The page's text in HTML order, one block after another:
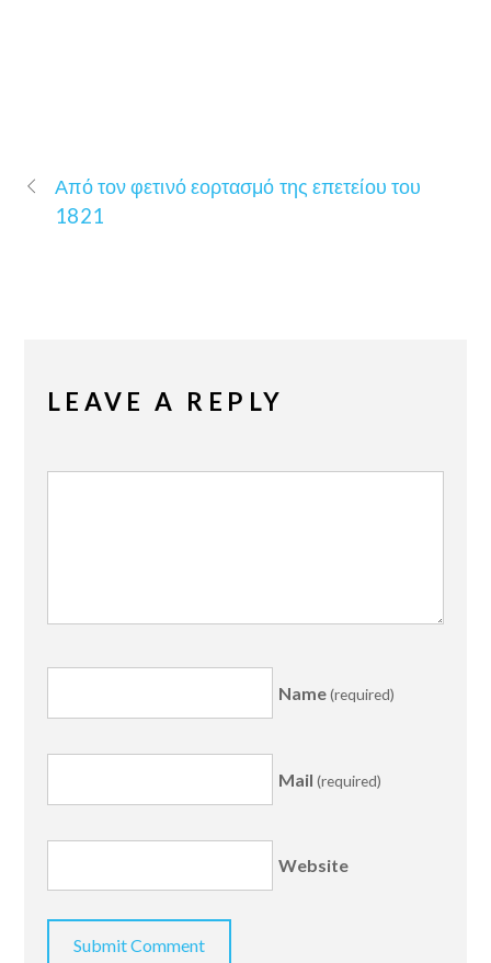
Από τον φετινό εορτασμό της επετείου του
1821
LEAVE A REPLY
Name(required)
Mail (required)
Website